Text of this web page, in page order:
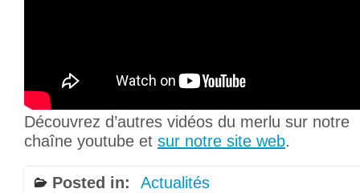
Découvrez d’autres vidéos du merlu sur notre
chaîne youtube et sur notre site web.
Posted in: Actualités